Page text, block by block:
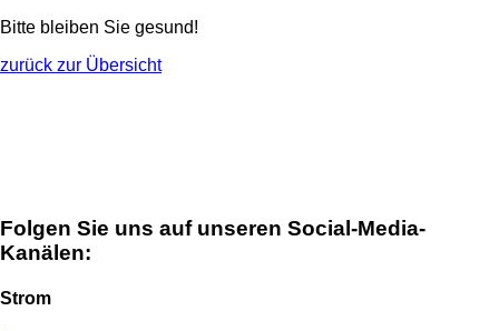
Bitte bleiben Sie gesund!
zurück zur Übersicht
Folgen Sie uns auf unseren Social-Media-
Kanälen:
Strom